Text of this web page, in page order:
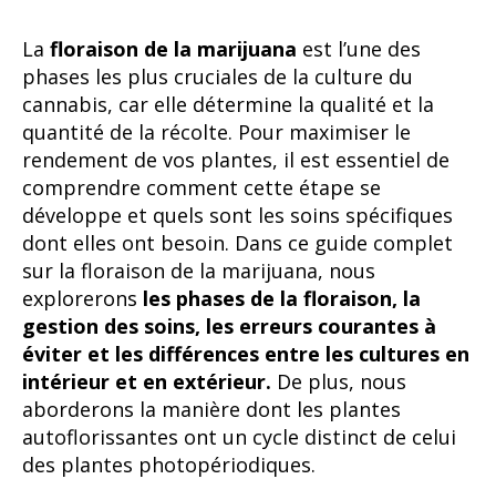
La floraison de la marijuana est l’une des
phases les plus cruciales de la culture du
cannabis, car elle détermine la qualité et la
quantité de la récolte. Pour maximiser le
rendement de vos plantes, il est essentiel de
comprendre comment cette étape se
développe et quels sont les soins spécifiques
dont elles ont besoin. Dans ce guide complet
sur la floraison de la marijuana, nous
explorerons les phases de la floraison, la
gestion des soins, les erreurs courantes à
éviter et les différences entre les cultures en
intérieur et en extérieur. De plus, nous
aborderons la manière dont les plantes
autoflorissantes ont un cycle distinct de celui
des plantes photopériodiques.